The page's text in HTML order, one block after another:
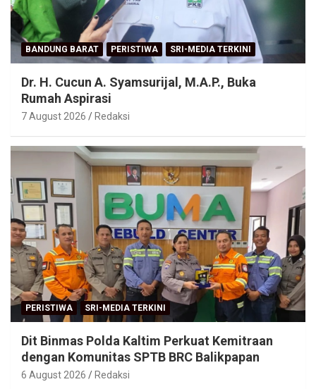
BANDUNG BARAT PERISTIWA SRI-MEDIA TERKINI
Dr. H. Cucun A. Syamsurijal, M.A.P., Buka
Rumah Aspirasi
7 August 2026 Redaksi
PERISTIWA SRI-MEDIA TERKINI
Dit Binmas Polda Kaltim Perkuat Kemitraan
dengan Komunitas SPTB BRC Balikpapan
6 August 2026 Redaksi